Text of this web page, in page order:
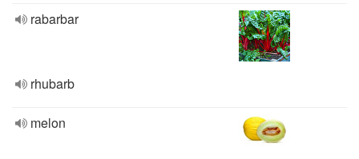
rabarbar
rhubarb
melon